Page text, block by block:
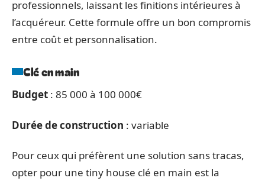
professionnels, laissant les finitions intérieures à
l’acquéreur. Cette formule offre un bon compromis
entre coût et personnalisation.
Clé en main
Budget : 85 000 à 100 000€
Durée de construction : variable
Pour ceux qui préfèrent une solution sans tracas,
opter pour une tiny house clé en main est la